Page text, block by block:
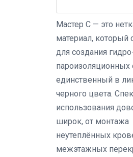
Мастер C — это
материал, который
для создания
пароизоляционных
единственный в
черного цвета.
использования
широк, от монтажа
неутеплённых
межэтажных